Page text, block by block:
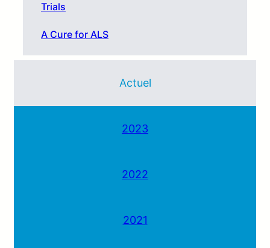
Trials
A Cure for ALS
Actuel
2023
2022
2021